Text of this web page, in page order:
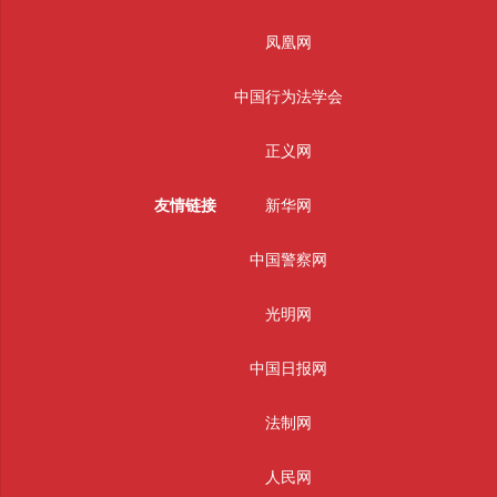
友情链接
凤凰网
中国行为法学会
正义网
新华网
中国警察网
光明网
中国日报网
法制网
人民网